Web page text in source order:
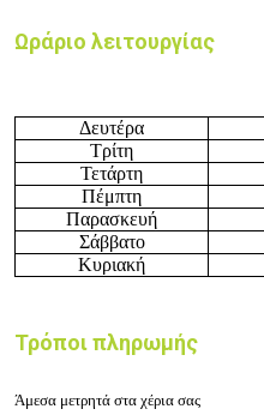
Ωράριο λειτουργίας
Δευτέρα
Τρίτη
Τετάρτη
Πέμπτη
Παρασκευή
Σάββατο
Κυριακή
Τρόποι πληρωμής
Άμεσα μετρητά στα χέρια σας